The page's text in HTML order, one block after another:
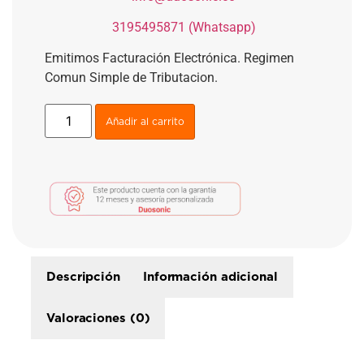
3195495871 (Whatsapp)
Emitimos Facturación Electrónica. Regimen
Comun Simple de Tributacion.
Añadir al carrito
Descripción Información adicional
Valoraciones (0)